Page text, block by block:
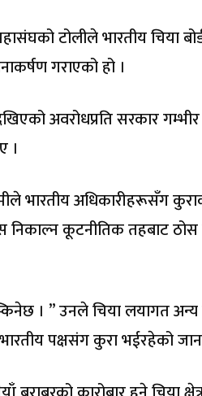
टोलीले भारतीय चिया
गराएको हो ।
अवरोधप्रति सरकार
।
भारतीय अधिकारीहरूसँग
निकाल्न कूटनीतिक तहबाट
। ” उनले चिया लयागत अन्य
पक्षसंग कुरा भईरहेको